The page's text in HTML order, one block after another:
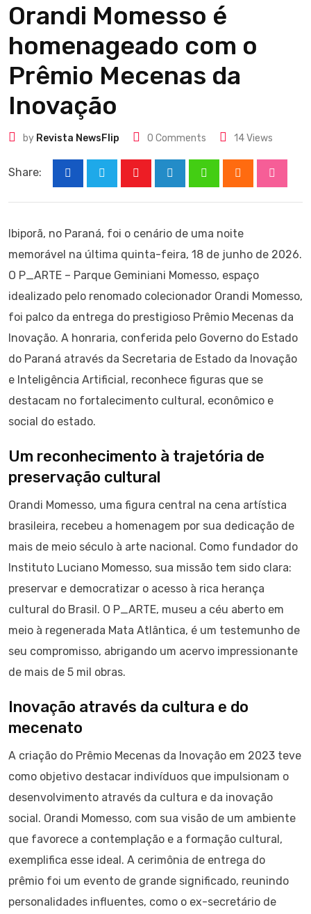
Orandi Momesso é
homenageado com o
Prêmio Mecenas da
Inovação
by Revista NewsFlip 0 Comments 14Views
Share:
Ibiporã, no Paraná, foi o cenário de uma noite
memorável na última quinta-feira, 18 de junho de 2026.
O P_ARTE – Parque Geminiani Momesso, espaço
idealizado pelo renomado colecionador Orandi Momesso,
foi palco da entrega do prestigioso Prêmio Mecenas da
Inovação. A honraria, conferida pelo Governo do Estado
do Paraná através da Secretaria de Estado da Inovação
e Inteligência Artificial, reconhece figuras que se
destacam no fortalecimento cultural, econômico e
social do estado.
Um reconhecimento à trajetória de
preservação cultural
Orandi Momesso, uma figura central na cena artística
brasileira, recebeu a homenagem por sua dedicação de
mais de meio século à arte nacional. Como fundador do
Instituto Luciano Momesso, sua missão tem sido clara:
preservar e democratizar o acesso à rica herança
cultural do Brasil. O P_ARTE, museu a céu aberto em
meio à regenerada Mata Atlântica, é um testemunho de
seu compromisso, abrigando um acervo impressionante
de mais de 5 mil obras.
Inovação através da cultura e do
mecenato
A criação do Prêmio Mecenas da Inovação em 2023 teve
como objetivo destacar indivíduos que impulsionam o
desenvolvimento através da cultura e da inovação
social. Orandi Momesso, com sua visão de um ambiente
que favorece a contemplação e a formação cultural,
exemplifica esse ideal. A cerimônia de entrega do
prêmio foi um evento de grande significado, reunindo
personalidades influentes, como o ex-secretário de